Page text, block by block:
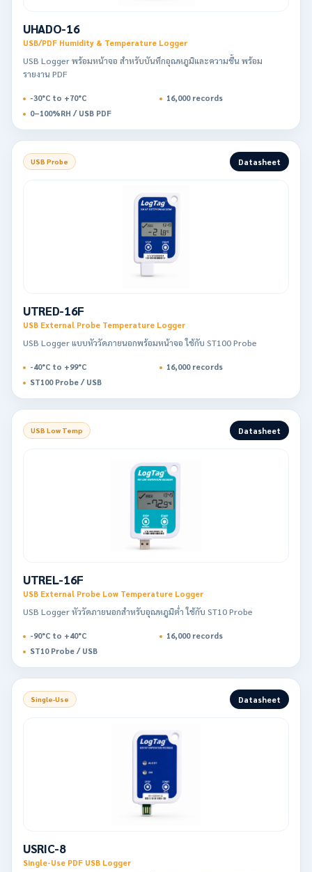
UHADO-16
USB/PDF Humidity & Temperature Logger
USB Logger พร้อมหน้าจอ สำหรับบันทึกอุณหภูมิและความชื้น พร้อม
รายงาน PDF
-30°C to +70°C
16,000 records
0–100%RH / USB PDF
USB Probe Datasheet
UTRED-16F
USB External Probe Temperature Logger
USB Logger แบบหัววัดภายนอกพร้อมหน้าจอ ใช้กับ ST100 Probe
-40°C to +99°C
16,000 records
ST100 Probe / USB
USB Low Temp Datasheet
UTREL-16F
USB External Probe Low Temperature Logger
USB Logger หัววัดภายนอกสำหรับอุณหภูมิต่ำ ใช้กับ ST10 Probe
-90°C to +40°C
16,000 records
ST10 Probe / USB
Single-Use Datasheet
USRIC-8
Single-Use PDF USB Logger